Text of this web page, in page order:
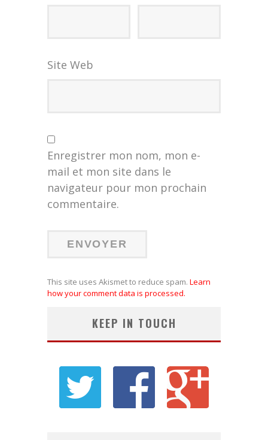
Site Web
Enregistrer mon nom, mon e-
mail et mon site dans le
navigateur pour mon prochain
commentaire.
This site uses Akismet to reduce spam. Learn
how your comment data is processed.
KEEP IN TOUCH